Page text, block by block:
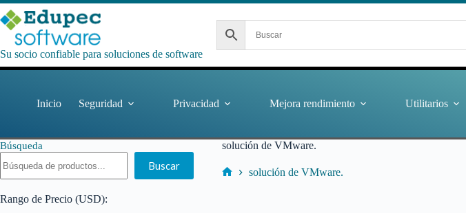
Saltar
al
contenido
Su socio confiable para soluciones de software
Inicio Seguridad Privacidad Mejora rendimiento Utilitarios
solución de VMware.
solución de VMware.
Búsqueda
Buscar
Rango de Precio (USD):